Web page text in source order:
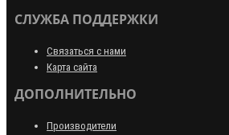
СЛУЖБА ПОДДЕРЖКИ
Связаться с нами
Карта сайта
ДОПОЛНИТЕЛЬНО
Производители